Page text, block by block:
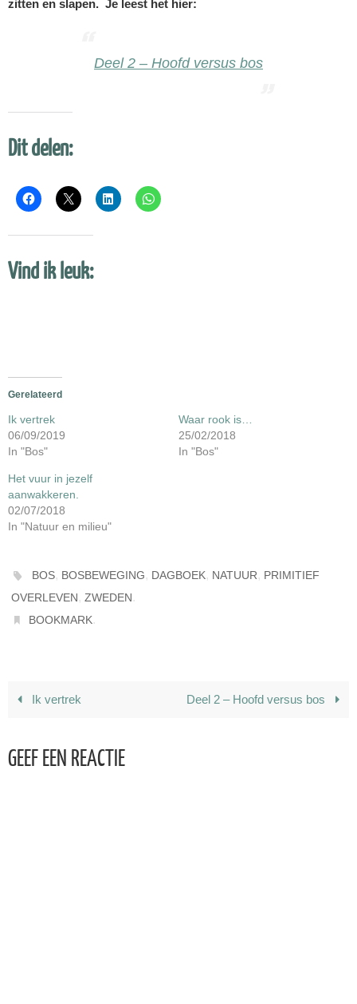
zitten en slapen. Je leest het hier:
Deel 2 – Hoofd versus bos
Dit delen:
Vind ik leuk:
Gerelateerd
Ik vertrek
06/09/2019
In "Bos"
Waar rook is…
25/02/2018
In "Bos"
Het vuur in jezelf
aanwakkeren.
02/07/2018
In "Natuur en milieu"
BOS, BOSBEWEGING, DAGBOEK, NATUUR, PRIMITIEF
OVERLEVEN, ZWEDEN.
BOOKMARK.
Ik vertrek Deel 2 – Hoofd versus bos
GEEF EEN REACTIE